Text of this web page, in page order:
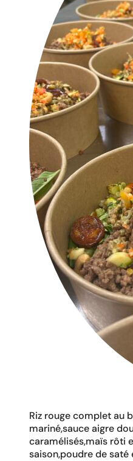
Riz rouge complet au
mariné,sauce aigre
caramélisés,maïs rôti
saison,poudre de